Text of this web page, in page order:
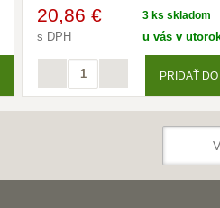
20,86 €
s DPH
3 ks skladom
u vás v
PRIDAŤ